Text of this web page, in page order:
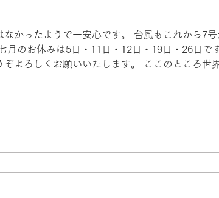
かったようで一安心です。 台風もこれから7
月のお休みは5日・11日・12日・19日・26日で
よろしくお願いいたします。 ここのところ世